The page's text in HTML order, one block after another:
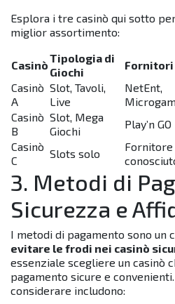
Esplora i tre casinò qui sotto
miglior assortimento:
Casinò
Tipologia di
Giochi
Fornitori
Casinò
A
Slot, Tavoli,
Live
NetEnt,
Casinò
B
Slot, Mega
Giochi
Play’n GO
Casinò
C
Slots solo
Fornitore
3. Metodi di
Sicurezza e
I metodi di pagamento sono un
evitare le frodi nei casinò
essenziale scegliere un casinò
pagamento sicure e
considerare includono: